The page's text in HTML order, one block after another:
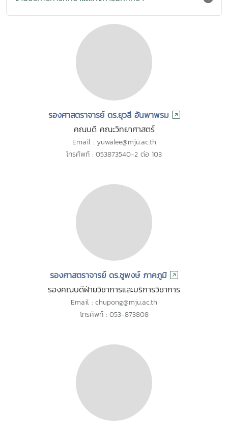
รองศาสตราจารย์ ดร.ยุวลี อันพาพรม
คณบดี คณะวิทยาศาสตร์
Email : yuwalee@mju.ac.th
โทรศัพท์ : 053873540-2 ต่อ 103
รองศาสตราจารย์ ดร.ชูพงษ์ ภาคภูมิ
รองคณบดีฝ่ายวิชาการและบริการวิชาการ
Email : chupong@mju.ac.th
โทรศัพท์ : 053-873808